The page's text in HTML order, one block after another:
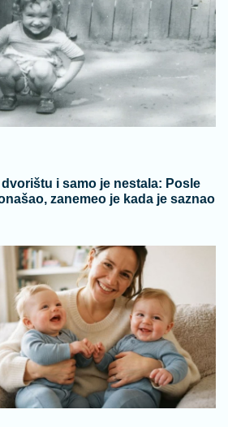
dvorištu i samo je nestala: Posle
zanemeo je kada je saznao